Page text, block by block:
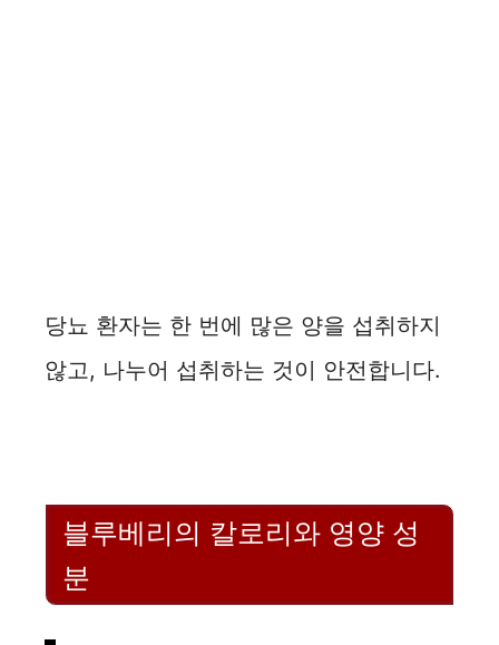
당뇨 환자는 한 번에 많은 양을 섭취하지
않고, 나누어 섭취하는 것이 안전합니다.
블루베리의 칼로리와 영양 성
분